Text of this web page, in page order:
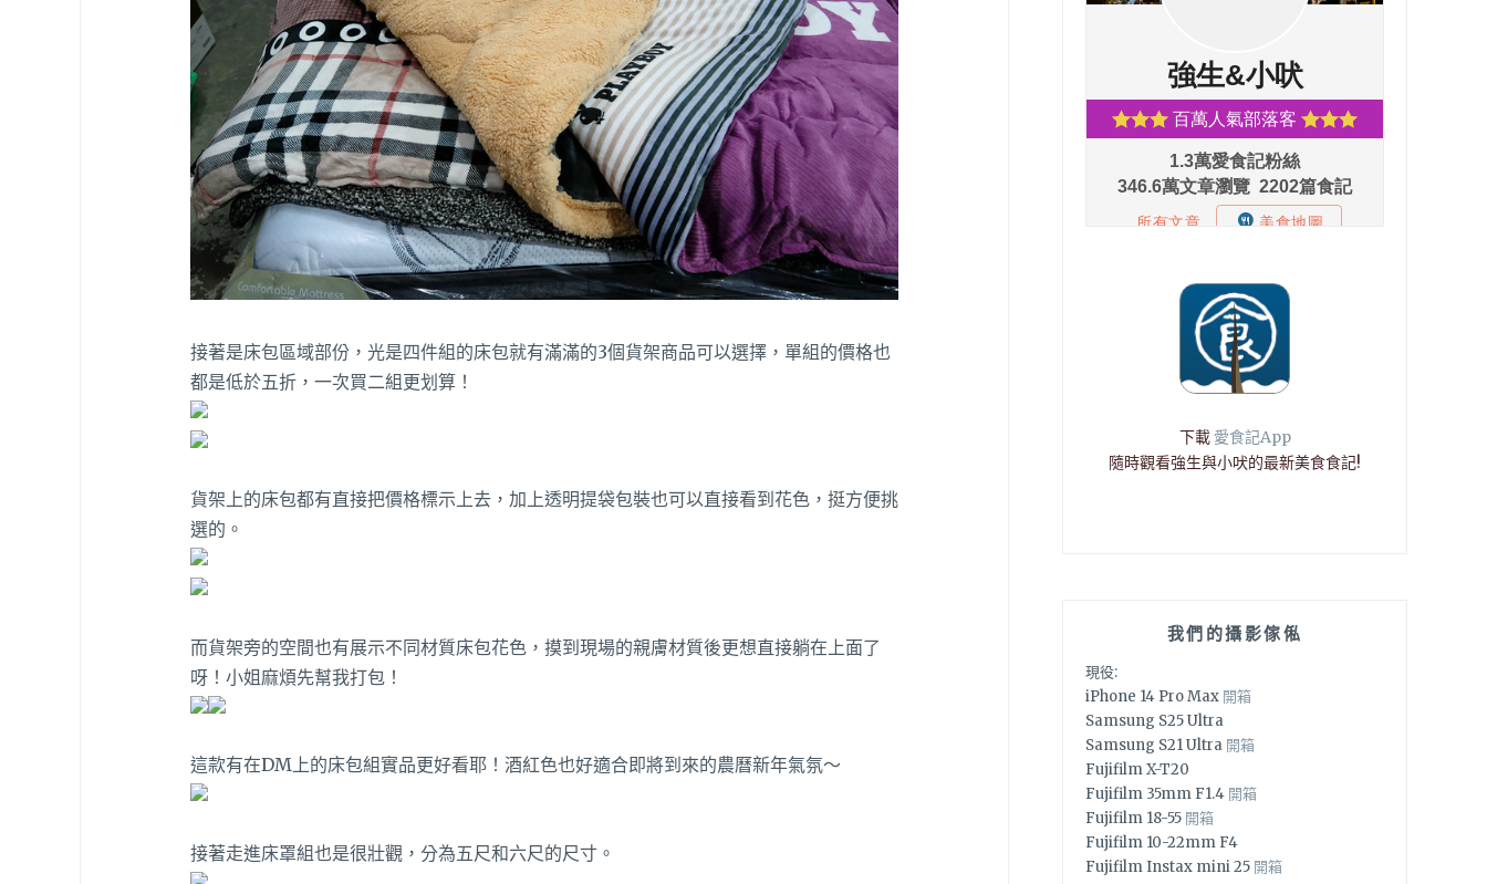
接著是床包區域部份，光是四件組的床包就有滿滿的3個貨架商品可以選擇，單組的價格也
都是低於五折，一次買二組更划算！
貨架上的床包都有直接把價格標示上去，加上透明提袋包裝也可以直接看到花色，挺方便挑
選的。
而貨架旁的空間也有展示不同材質床包花色，摸到現場的親膚材質後更想直接躺在上面了
呀！小姐麻煩先幫我打包！
這款有在DM上的床包組實品更好看耶！酒紅色也好適合即將到來的農曆新年氣氛～
接著走進床罩組也是很壯觀，分為五尺和六尺的尺寸。
下載 愛食記App
隨時觀看強生與小吠的最新美食食記!
我們的攝影傢俬
現役:
iPhone 14 Pro Max 開箱
Samsung S25 Ultra
Samsung S21 Ultra 開箱
Fujifilm X-T20
Fujifilm 35mm F1.4 開箱
Fujifilm 18-55 開箱
Fujifilm 10-22mm F4
Fujifilm Instax mini 25 開箱